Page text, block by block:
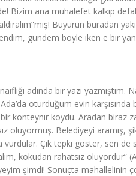
Bizim ana muhalefet kalkıp
Buyurun buradan
gündem böyle iken e bir
naifliği adında bir yazı
oturduğum evin
konteynır koydu. Aradan biraz
oluyormuş. Belediyeyi aramış,
Çık tepki göster, sen de
kokudan rahatsız
şimdi! Sonuçta mahallelinin